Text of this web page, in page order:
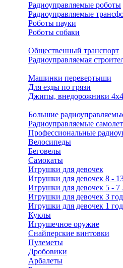
Радиоуправляемые роботы
Радиоуправляемые
Роботы пауки
Роботы собаки
Общественный транспорт
Радиоуправляемая
Машинки перевертыши
Для езды по грязи
Джипы, внедорожники 4x4
Большие
Радиоуправляемые
Профессиональные
Велосипеды
Беговелы
Самокаты
Игрушки для девочек
Игрушки для девочек 8 -
Игрушки для девочек 5 - 7
Игрушки для девочек 3
Игрушки для девочек 1
Куклы
Игрушечное оружие
Снайперские винтовки
Пулеметы
Дробовики
Арбалеты